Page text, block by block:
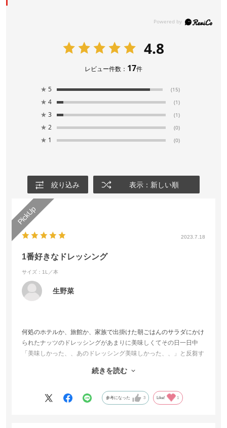
4.8
レビュー件数： 17件
★ 5 (15)
★ 4 (1)
★ 3 (1)
★ 2 (0)
★ 1 (0)
絞り込み 表示：新しい順
2023.7.18
1番好きなドレッシング
サイズ：1L／本
生野菜
何処のホテルか、旅館か、家族で出掛けた朝ごはんのサラダにかけ
られたナッツのドレッシングがあまりに美味しくてその日一日中
「美味しかった、、あのドレッシング美味しかった、、」と反芻す
それから手当たり次第にナッツ系ドレッシングを試すものの、なん
ある日一緒に旅行に行っていた母から「色似てるしこれかも、、」
続きを読む
参考になった 3 Like! 1